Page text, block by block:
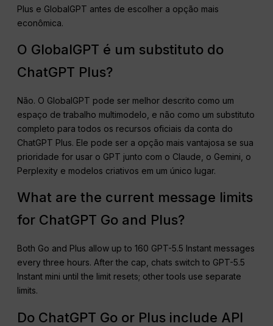
Plus e GlobalGPT antes de escolher a opção mais
econômica.
O GlobalGPT é um substituto do
ChatGPT Plus?
Não. O GlobalGPT pode ser melhor descrito como um
espaço de trabalho multimodelo, e não como um substituto
completo para todos os recursos oficiais da conta do
ChatGPT Plus. Ele pode ser a opção mais vantajosa se sua
prioridade for usar o GPT junto com o Claude, o Gemini, o
Perplexity e modelos criativos em um único lugar.
What are the current message limits
for ChatGPT Go and Plus?
Both Go and Plus allow up to 160 GPT-5.5 Instant messages
every three hours. After the cap, chats switch to GPT-5.5
Instant mini until the limit resets; other tools use separate
limits.
Do ChatGPT Go or Plus include API